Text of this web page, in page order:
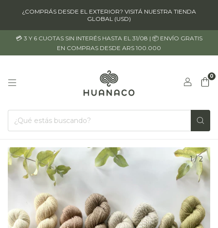
¿COMPRÁS DESDE EL EXTERIOR? VISITÁ NUESTRA TIENDA
GLOBAL (USD)
💳 3 Y 6 CUOTAS SIN INTERÉS HASTA EL 31/08 | 📦 ENVÍO GRATIS
EN COMPRAS DESDE ARS 100.000
0
1/2